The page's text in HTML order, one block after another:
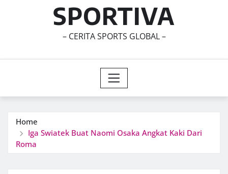
SPORTIVA
– CERITA SPORTS GLOBAL –
Home
Iga Swiatek Buat Naomi Osaka Angkat Kaki Dari
Roma